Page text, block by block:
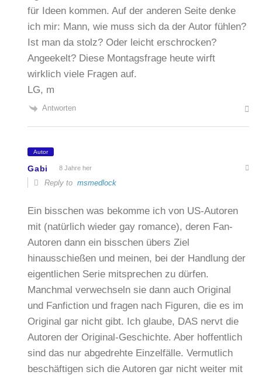
für Ideen kommen. Auf der anderen Seite denke
ich mir: Mann, wie muss sich da der Autor fühlen?
Ist man da stolz? Oder leicht erschrocken?
Angeekelt? Diese Montagsfrage heute wirft
wirklich viele Fragen auf.
LG, m
Antworten
Autor
Gabi 8 Jahre her
Reply tomsmedlock
Ein bisschen was bekomme ich von US-Autoren
mit (natürlich wieder gay romance), deren Fan-
Autoren dann ein bisschen übers Ziel
hinausschießen und meinen, bei der Handlung der
eigentlichen Serie mitsprechen zu dürfen.
Manchmal verwechseln sie dann auch Original
und Fanfiction und fragen nach Figuren, die es im
Original gar nicht gibt. Ich glaube, DAS nervt die
Autoren der Original-Geschichte. Aber hoffentlich
sind das nur abgedrehte Einzelfälle. Vermutlich
beschäftigen sich die Autoren gar nicht weiter mit